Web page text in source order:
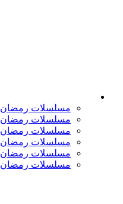
مسلسلات رمضان 2026
مسلسلات رمضان 2025
مسلسلات رمضان 2024
مسلسلات رمضان 2023
مسلسلات رمضان 2022
مسلسلات رمضان 2021